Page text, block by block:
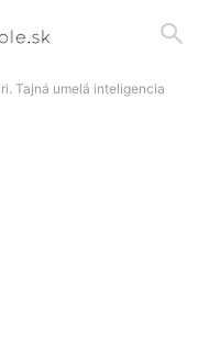
Tajná umelá inteligencia